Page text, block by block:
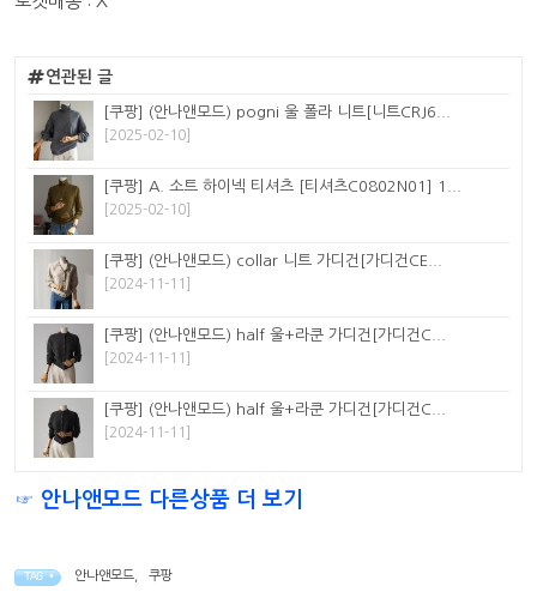
연관된 글
[쿠팡] (안나앤모드) pogni 울 폴라 니트[니트CRJ6...
[2025-02-10]
[쿠팡] A. 소트 하이넥 티셔츠 [티셔츠C0802N01] 1...
[2025-02-10]
[쿠팡] (안나앤모드) collar 니트 가디건[가디건CE...
[2024-11-11]
[쿠팡] (안나앤모드) half 울+라쿤 가디건[가디건C...
[2024-11-11]
[쿠팡] (안나앤모드) half 울+라쿤 가디건[가디건C...
[2024-11-11]
☞ 안나앤모드 다른상품 더 보기
TAG • 안나앤모드 쿠팡